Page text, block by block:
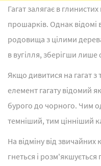
Гагат залягає в
прошарків. Однак
родовища з цілими
в вугілля, зберігши
Якщо дивитися на гагат з
елемент гагату відомий
бурого до чорного. Чим
темніший, тим цінніший
На відміну від звичайних
гнеться і розм'якшується